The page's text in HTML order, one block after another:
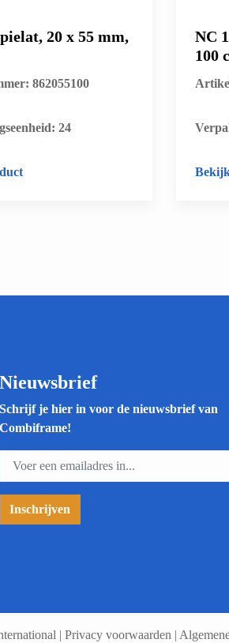
20 x 55 mm,
862055100
24
NC
100
Nieuwsbrief
Schrijf je hier in voor de nieuwsbrief van
Combiframe!
| Privacy voorwaarden |